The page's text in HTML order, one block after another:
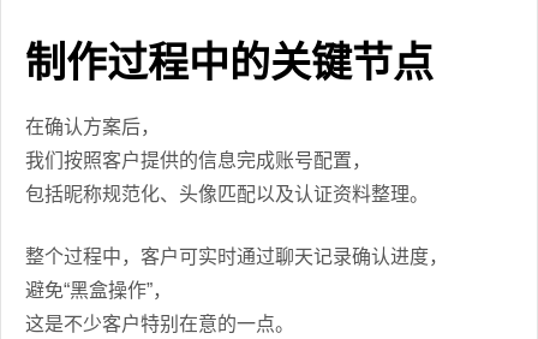
制作过程中的关键节点
在确认方案后，
我们按照客户提供的信息完成账号配置，
包括昵称规范化、头像匹配以及认证资料整理。
整个过程中，客户可实时通过聊天记录确认进度，
避免“黑盒操作”，
这是不少客户特别在意的一点。